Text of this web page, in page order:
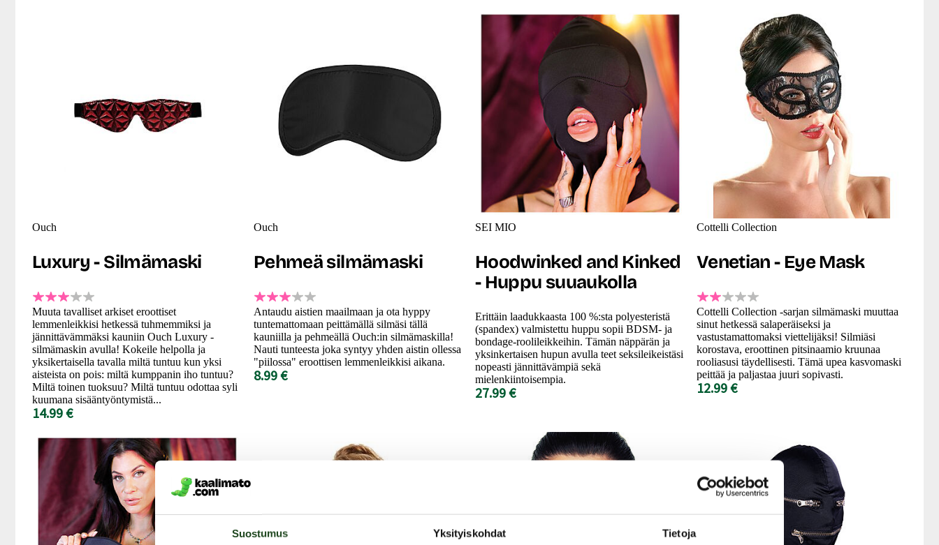
Suostumus Yksityiskohdat Tietoja
Ouch
Luxury - Silmämaski
Muuta tavalliset arkiset eroottiset
lemmenleikkisi hetkessä tuhmemmiksi ja
jännittävämmäksi kauniin Ouch Luxury -
silmämaskin avulla! Kokeile helpolla ja
yksikertaisella tavalla miltä tuntuu kun yksi
aisteista on pois: miltä kumppanin iho tuntuu?
Miltä toinen tuoksuu? Miltä tuntuu odottaa syli
kuumana sisääntyöntymistä...
14.99 €
Ouch
Pehmeä silmämaski
Antaudu aistien maailmaan ja ota hyppy
tuntemattomaan peittämällä silmäsi tällä
kauniilla ja pehmeällä Ouch:in silmämaskilla!
Nauti tunteesta joka syntyy yhden aistin ollessa
"piilossa" eroottisen lemmenleikkisi aikana.
8.99 €
SEI MIO
Hoodwinked and Kinked
- Huppu suuaukolla
Erittäin laadukkaasta 100 %:sta polyesteristä
(spandex) valmistettu huppu sopii BDSM- ja
bondage-roolileikkeihin. Tämän näppärän ja
yksinkertaisen hupun avulla teet seksileikeistäsi
nopeasti jännittävämpiä sekä
mielenkiintoisempia.
27.99 €
Cottelli Collection
Venetian - Eye Mask
Cottelli Collection -sarjan silmämaski muuttaa
sinut hetkessä salaperäiseksi ja
vastustamattomaksi viettelijäksi! Silmiäsi
korostava, eroottinen pitsinaamio kruunaa
rooliasusi täydellisesti. Tämä upea kasvomaski
peittää ja paljastaa juuri sopivasti.
12.99 €